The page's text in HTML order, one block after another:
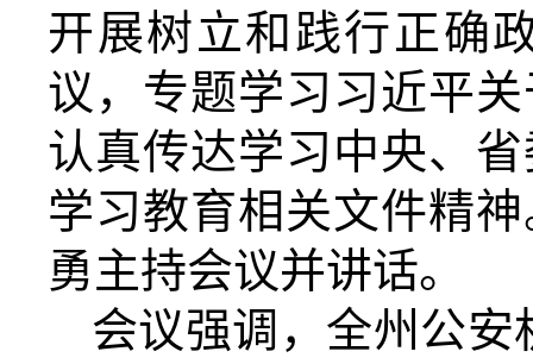
开展树立和践行正确
议，专题学习习近平
认真传达学习中央、
学习教育相关文件精
勇主持会议并讲话。
会议强调，全州公安